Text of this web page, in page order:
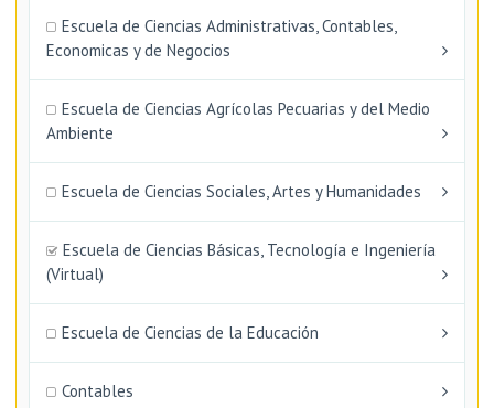
Escuela de Ciencias Administrativas, Contables,
Economicas y de Negocios
Escuela de Ciencias Agrícolas Pecuarias y del Medio
Ambiente
Escuela de Ciencias Sociales, Artes y Humanidades
Escuela de Ciencias Básicas, Tecnología e Ingeniería
(Virtual)
Escuela de Ciencias de la Educación
Contables